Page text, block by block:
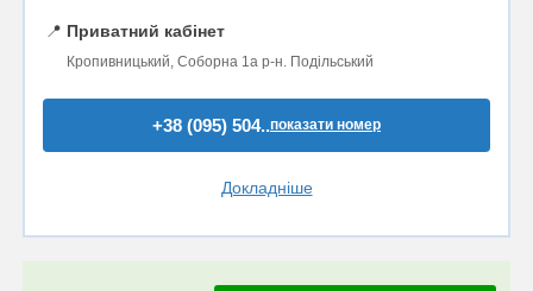
📍 Приватний кабінет
Кропивницький, Соборна 1а р-н. Подільський
+38 (095) 504..показати номер
Докладніше